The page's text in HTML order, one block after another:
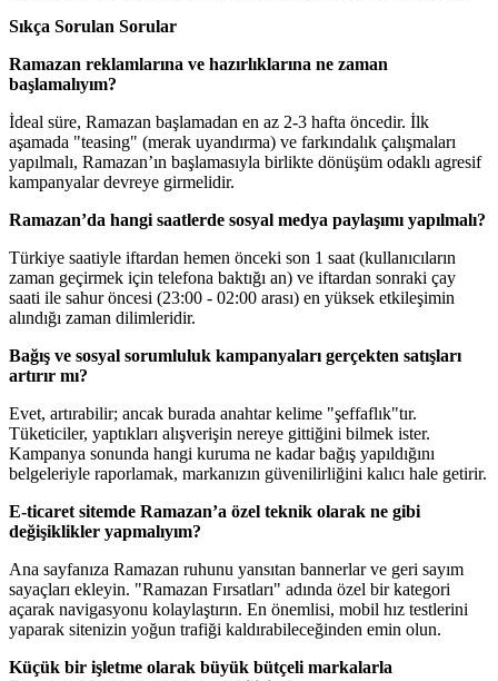
Sıkça Sorulan Sorular
Ramazan reklamlarına ve hazırlıklarına ne zaman
başlamalıyım?
İdeal süre, Ramazan başlamadan en az 2-3 hafta öncedir. İlk
aşamada "teasing" (merak uyandırma) ve farkındalık çalışmaları
yapılmalı, Ramazan’ın başlamasıyla birlikte dönüşüm odaklı agresif
kampanyalar devreye girmelidir.
Ramazan’da hangi saatlerde sosyal medya paylaşımı yapılmalı?
Türkiye saatiyle iftardan hemen önceki son 1 saat (kullanıcıların
zaman geçirmek için telefona baktığı an) ve iftardan sonraki çay
saati ile sahur öncesi (23:00 - 02:00 arası) en yüksek etkileşimin
alındığı zaman dilimleridir.
Bağış ve sosyal sorumluluk kampanyaları gerçekten satışları
artırır mı?
Evet, artırabilir; ancak burada anahtar kelime "şeffaflık"tır.
Tüketiciler, yaptıkları alışverişin nereye gittiğini bilmek ister.
Kampanya sonunda hangi kuruma ne kadar bağış yapıldığını
belgeleriyle raporlamak, markanızın güvenilirliğini kalıcı hale getirir.
E-ticaret sitemde Ramazan’a özel teknik olarak ne gibi
değişiklikler yapmalıyım?
Ana sayfanıza Ramazan ruhunu yansıtan bannerlar ve geri sayım
sayaçları ekleyin. "Ramazan Fırsatları" adında özel bir kategori
açarak navigasyonu kolaylaştırın. En önemlisi, mobil hız testlerini
yaparak sitenizin yoğun trafiği kaldırabileceğinden emin olun.
Küçük bir işletme olarak büyük bütçeli markalarla